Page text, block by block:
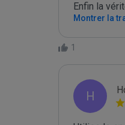
Enfin la
Montrer la
1
H